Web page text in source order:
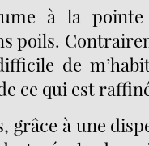
à la pointe
poils.
de
ce qui est
grâce à une